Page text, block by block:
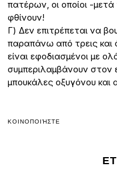
πατέρων, οι οποίοι -
φθίνουν!
Γ) Δεν επιτρέπεται να
παραπάνω από τρεις και
είναι εφοδιασμένοι με
συμπεριλαμβάνουν στον
μπουκάλες οξυγόνου και
ΚΟΙΝΟΠΟΙΉΣΤΕ